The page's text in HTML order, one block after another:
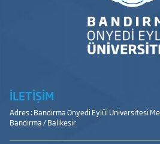
İLETİŞİM
Adres : Bandırma Onyedi Eylül Üniversitesi
Bandırma / Balıkesir